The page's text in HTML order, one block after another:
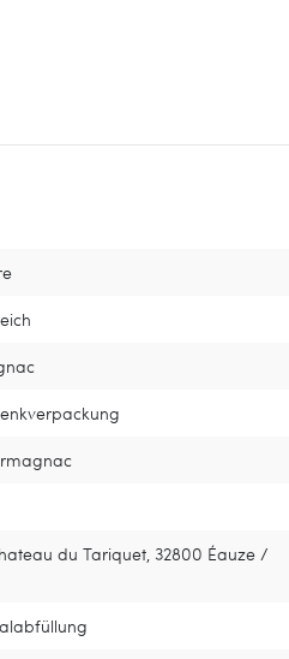
du Tariquet, 32800 Éauze /